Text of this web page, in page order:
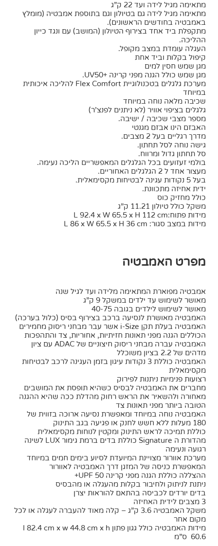
מתאימה מגיל לידה ועד 22 ק”ג
מתאימה מגיל לידה גם בטיולון וגם בתוספת אמבטיה (מומלץ
באמבטיה בחודשים הראשונים).
מתקפלת ביד אחד בצירוף הטיולון (המושב) עם ונגד כייון
ההליכה.
העגלה עומדת במצב מקופל.
קיפול בקלות וביד אחת
מגן שמש חסין למים
מגן שמש כולל הגנה מפני קרינה +UV50.
מערכת גלגלים בטכנולוגיית Flex Comfort להליכה איכותית
במיוחד
שכיבה מלאה נוחה במיוחד
גלגלים בציפוי אוויר (לא ניתנים לפנצ’ר)
מספר מצבי שכיבה / ישיבה.
האבזם הינו אבזם מגנטי
מדרך רגליים בעל 2 מצבים.
גישה נוחה לסל תחתון.
סל תחתון גדול ומרווח.
בולמי זעזועים בכל הגלגלים המאפשריים הליכה נעימה.
מעצור אחד ל 2 הגלגלים האחוריים.
בעל 5 נקודות עגינה לבטיחות מקסימאלית.
ידית אחיזה מתכוונת.
כולל מחזיק כוס
משקל כולל טיולון 11.21 ק”ג
מידות פתוח:L 92.4 x W 65.5 x H 112 cm
מידות במצב סגור: L 86 x W 65.5 x H 36 cm
מפרט האמבטיה
אמבטיה מפוארת המתאימה מלידה ועד לגיל שנה
מאושר לשימוש עד ילדים במשקל 9 ק”ג
מאושר לשימוש לילדים בגובה 40-75
האמבטיה מאושרת לנסיעה ברכב בצירוף בסיס (כלול בערכה)
האמבטיה בעלת תקן i-Size אשר עבר מבחני ריסוק מחמירים
הכוללים הגנה מפני תאונות חזיתיות, אחוריות, צד והתהפכות
האמבטיה עברה מבחני ריסוק חיצוניים של ADAC עם ציון
מדהים של 2.2 בציון משוכלל
האמבטיה כוללת 3 נקודות עיגון בזמן העגינה לרכב לבטיחות
מקסימאלית
רצועות פנימיות ניתנות לפירוק
מחברים את האמבטיה לבסיס כשהיא תופסת את המושבים
מאחורה ולהשאיר את הראש רחוק מהדלת ככה שהיא ההגנה
הטובה ביותר מפני תאונות צד
האמבטיה נוחה במיוחד ומאפשרת נסיעה ארוכה בזווית של
180 מעלות ללא חשש לחנק או פגיעה בגב התינוק
כוללת תמיכה לראש התינוק ומקטין לנוחות מקסימאלית
מהדורת ה Signature כוללת בדים ברמת גימור LUX לשינה
רגועה ונעימה
מערכת אוורור מצויינת המיועדת לסיוע בימים חמים במיוחד
המאפשרת כניסה של המזגן דרך האמבטיה לאוורור
ההצללה כוללת הגנה מפני קרינה UPF 50+
ניתנת לניתוק ולחיבור בקלות מהעגלה או מהבסיס
בדים יורדים לכביסה בהתאם להוראות יצרן
3 מצבים לידית האחיזה
משקל האמבטיה 3.6 ק”ג – קלה מאוד להעברה לעגלה או לכל
מקום אחר
מידות האמבטיה כולל גגון פתון l 82.4 cm x w 44.8 cm x h
60.6 ס”מ